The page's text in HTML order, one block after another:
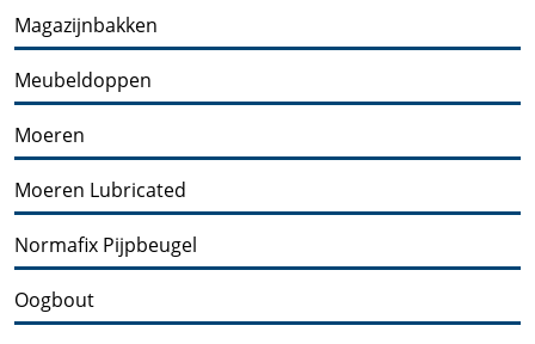
Magazijnbakken
Meubeldoppen
Moeren
Moeren Lubricated
Normafix Pijpbeugel
Oogbout